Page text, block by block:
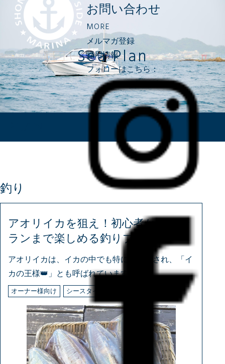
お問い合わせ
MORE
メルマガ登録
採用情報
フォローはこちら：
Sea Plan
釣り
アオリイカを狙え！初心者からベテ
ランまで楽しめる釣りプラン
アオリイカは、イカの中でも特に美味とされ、「イ
カの王様👑」とも呼ばれています。
オーナー様向け シースタイル会員様向け